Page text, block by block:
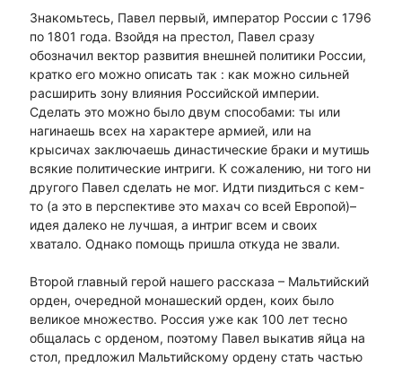
Знакомьтесь, Павел первый, император России с 1796
по 1801 года. Взойдя на престол, Павел сразу
обозначил вектор развития внешней политики России,
кратко его можно описать так : как можно сильней
расширить зону влияния Российской империи.
Сделать это можно было двум способами: ты или
нагинаешь всех на характере армией, или на
крысичах заключаешь династические браки и мутишь
всякие политические интриги. К сожалению, ни того ни
другого Павел сделать не мог. Идти пиздиться с кем-
то (а это в перспективе это махач со всей Европой)–
идея далеко не лучшая, а интриг всем и своих
хватало. Однако помощь пришла откуда не звали.
Второй главный герой нашего рассказа – Мальтийский
орден, очередной монашеский орден, коих было
великое множество. Россия уже как 100 лет тесно
общалась с орденом, поэтому Павел выкатив яйца на
стол, предложил Мальтийскому ордену стать частью